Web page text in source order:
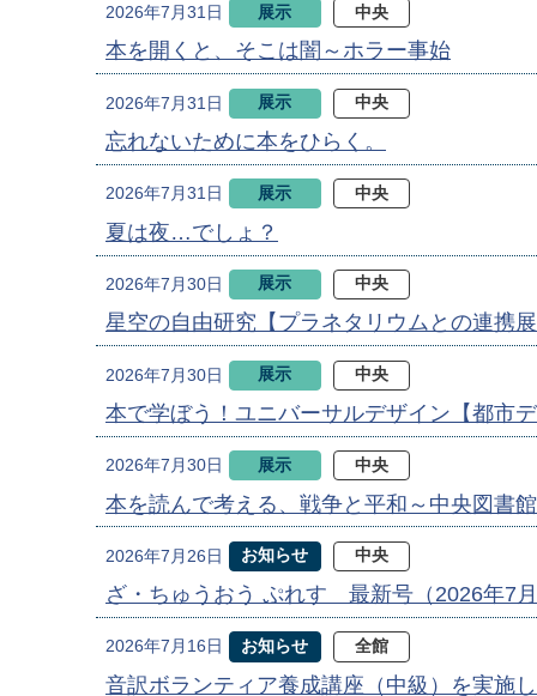
2026年7月31日 展示 中央
本を開くと、そこは闇～ホラー事始
2026年7月31日 展示 中央
忘れないために本をひらく。
2026年7月31日 展示 中央
夏は夜…でしょ？
2026年7月30日 展示 中央
星空の自由研究【プラネタリウムとの連携
2026年7月30日 展示 中央
本で学ぼう！ユニバーサルデザイン【都市
2026年7月30日 展示 中央
本を読んで考える、戦争と平和～中央図書
2026年7月26日 お知らせ 中央
ざ・ちゅうおう ぷれす 最新号（2026年7
2026年7月16日 お知らせ 全館
音訳ボランティア養成講座（中級）を実施